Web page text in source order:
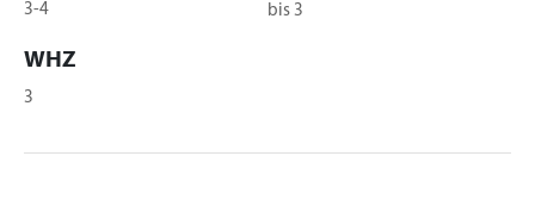
3-4 bis 3
WHZ
3